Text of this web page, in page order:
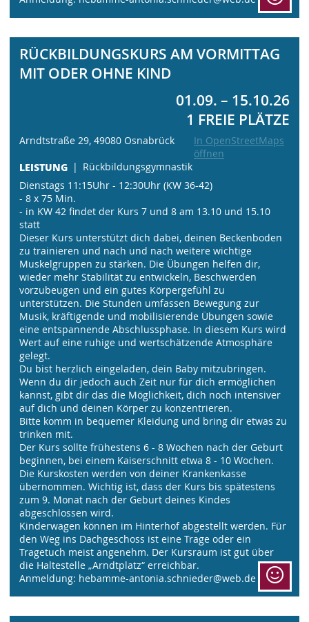
RÜCKBILDUNGSKURS AM VORMITTAG
MIT ODER OHNE KIND
01.09. – 15.10.26
1 FREIE PLÄTZE
Arndtstraße 29, 49080 Osnabrück
In OpenStreetMaps
öffnen
LEISTUNG
Rückbildungsgymnastik
Dienstags 11:15Uhr - 12:30Uhr (KW 36-42)
- 8 x 75 Min.
- in KW 42 findet der Kurs 7 und 8 am 13.10 und 15.10
statt
Dieser Kurs unterstützt dich dabei, deinen Beckenboden
zu trainieren und nach und nach weitere wichtige
Muskelgruppen zu stärken. Die Übungen helfen dir,
wieder mehr Stabilität zu entwickeln, Beschwerden
vorzubeugen und ein gutes Körpergefühl zu
unterstützen. Die Stunden umfassen Bewegung zur
Musik, kräftigende und mobilisierende Übungen sowie
eine entspannende Abschlussphase. In diesem Kurs wird
Wert auf eine ruhige und wertschätzende Atmosphäre
gelegt.
Du bist herzlich eingeladen, dein Baby mitzubringen.
Wenn du dir jedoch auch Zeit nur für dich ermöglichen
kannst, gibt dir das die Möglichkeit, dich noch intensiver
auf dich und deinen Körper zu konzentrieren.
Bitte komm in bequemer Kleidung und bring dir etwas zu
trinken mit.
Der Kurs sollte frühestens 6 - 8 Wochen nach der Geburt
beginnen, bei einem Kaiserschnitt etwa 8 - 10 Wochen.
Die Kurskosten werden von deiner Krankenkasse
übernommen. Wichtig ist, dass der Kurs bis spätestens
zum 9. Monat nach der Geburt deines Kindes
abgeschlossen wird.
Kinderwagen können im Hinterhof abgestellt werden. Für
den Weg ins Dachgeschoss ist eine Trage oder ein
Tragetuch meist angenehm. Der Kursraum ist gut über
die Haltestelle „Arndtplatz“ erreichbar.
Anmeldung: hebamme-antonia.schnieder@web.de